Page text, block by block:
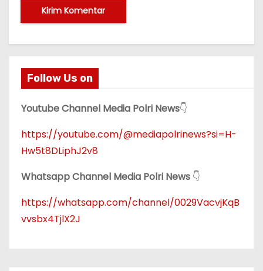
Follow Us on
Youtube Channel Media Polri News👇
https://youtube.com/@mediapolrinews?si=H-
Hw5t8DLiphJ2v8
Whatsapp Channel Media Polri News 👇
https://whatsapp.com/channel/0029VacvjKqB
vvsbx4TjlX2J